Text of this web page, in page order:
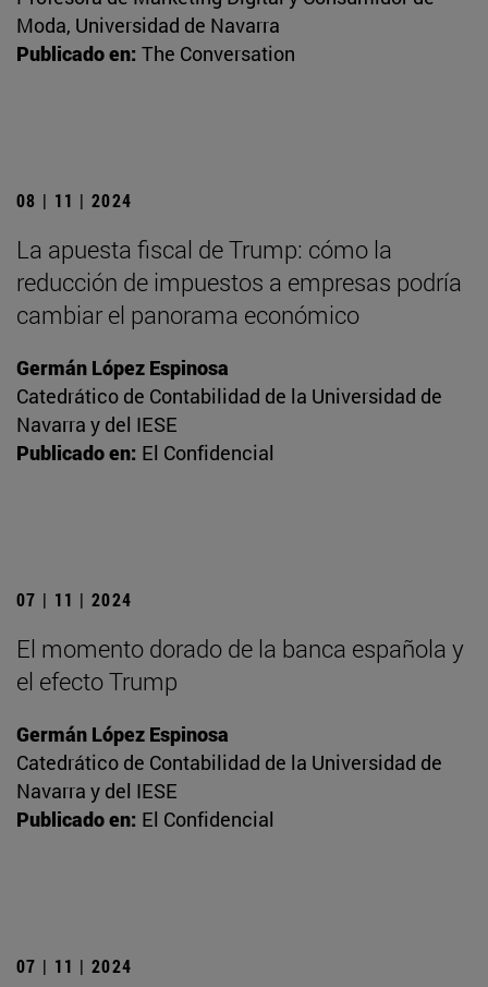
Moda, Universidad de Navarra
Publicado en: The Conversation
08 | 11 | 2024
La apuesta fiscal de Trump: cómo la
reducción de impuestos a empresas podría
cambiar el panorama económico
Germán López Espinosa
Catedrático de Contabilidad de la Universidad de
Navarra y del IESE
Publicado en: El Confidencial
07 | 11 | 2024
El momento dorado de la banca española y
el efecto Trump
Germán López Espinosa
Catedrático de Contabilidad de la Universidad de
Navarra y del IESE
Publicado en: El Confidencial
07 | 11 | 2024